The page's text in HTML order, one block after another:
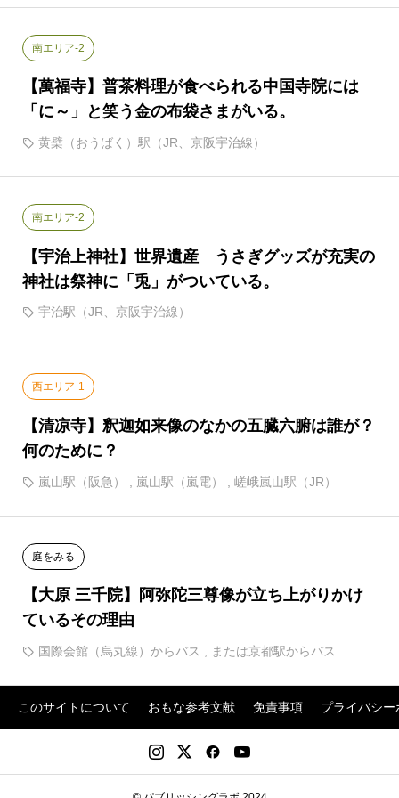
南エリア-2
【萬福寺】普茶料理が食べられる中国寺院には
「に～」と笑う金の布袋さまがいる。
黄檗（おうばく）駅（JR、京阪宇治線）
南エリア-2
【宇治上神社】世界遺産 うさぎグッズが充実の
神社は祭神に「兎」がついている。
宇治駅（JR、京阪宇治線）
西エリア-1
【清凉寺】釈迦如来像のなかの五臓六腑は誰が？
何のために？
嵐山駅（阪急） 嵐山駅（嵐電） 嵯峨嵐山駅（JR）
庭をみる
【大原 三千院】阿弥陀三尊像が立ち上がりかけ
ているその理由
国際会館（烏丸線）からバス , または京都駅からバス
このサイトについて おもな参考文献 免責事項 プライバシー